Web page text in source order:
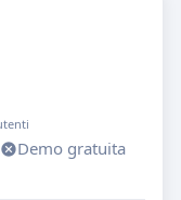
Demo gratuita